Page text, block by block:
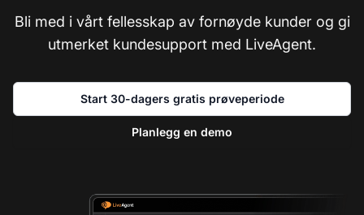
Bli med i vårt fellesskap av fornøyde kunder og gi
utmerket kundesupport med LiveAgent.
Start 30-dagers gratis prøveperiode
Planlegg en demo